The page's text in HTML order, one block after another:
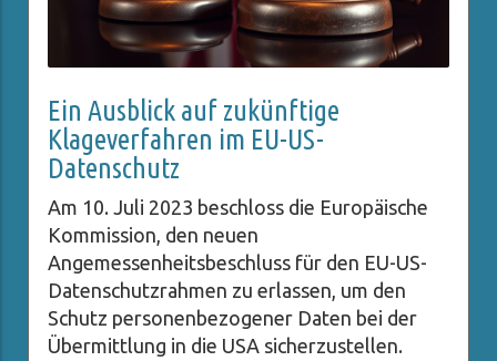
Ein Ausblick auf zukünftige
Klageverfahren im EU-US-
Datenschutz
Am 10. Juli 2023 beschloss die Europäische
Kommission, den neuen
Angemessenheitsbeschluss für den EU-US-
Datenschutzrahmen zu erlassen, um den
Schutz personenbezogener Daten bei der
Übermittlung in die USA sicherzustellen.